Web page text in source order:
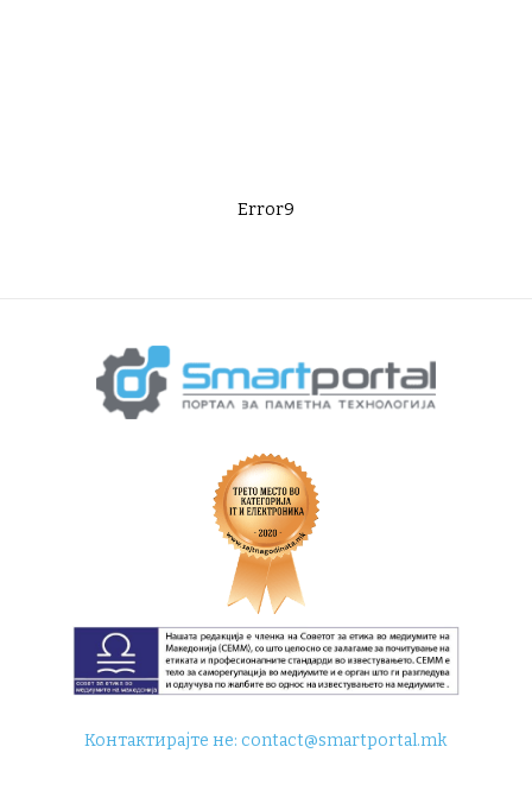
Error9
Контактирајте не:contact@smartportal.mk